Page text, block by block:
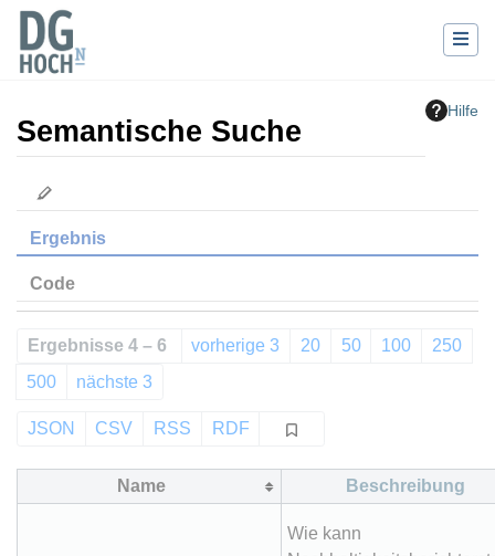
Hilfe
Semantische Suche
Wechseln zu:
Ergebnis
Code
Ergebnisse 4 – 6 vorherige 3 20 50 100
250
500
nächste 3
JSON CSV RSS RDF
Name Beschreibung
Wie kann